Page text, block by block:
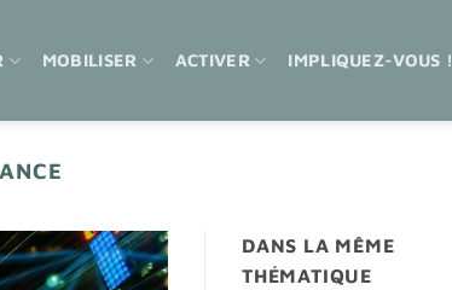
MOBILISER ACTIVER IMPLIQUEZ-VOUS !
DANS LA MÊME
THÉMATIQUE